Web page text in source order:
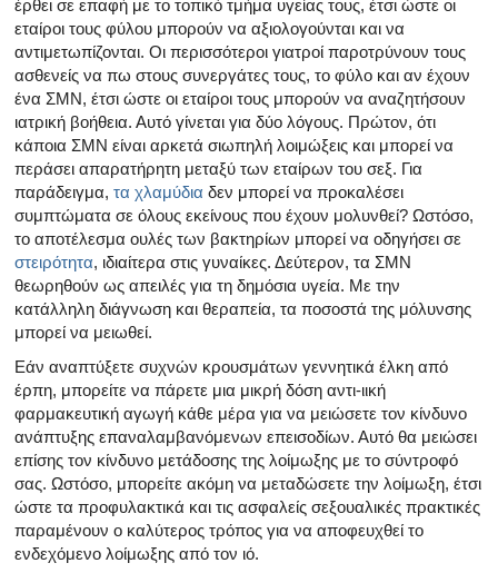
έρθει σε επαφή με το τοπικό τμήμα υγείας τους, έτσι ώστε οι
εταίροι τους φύλου μπορούν να αξιολογούνται και να
αντιμετωπίζονται. Οι περισσότεροι γιατροί παροτρύνουν τους
ασθενείς να πω στους συνεργάτες τους, το φύλο και αν έχουν
ένα ΣΜΝ, έτσι ώστε οι εταίροι τους μπορούν να αναζητήσουν
ιατρική βοήθεια. Αυτό γίνεται για δύο λόγους. Πρώτον, ότι
κάποια ΣΜΝ είναι αρκετά σιωπηλή λοιμώξεις και μπορεί να
περάσει απαρατήρητη μεταξύ των εταίρων του σεξ. Για
παράδειγμα, τα χλαμύδια δεν μπορεί να προκαλέσει
συμπτώματα σε όλους εκείνους που έχουν μολυνθεί? Ωστόσο,
το αποτέλεσμα ουλές των βακτηρίων μπορεί να οδηγήσει σε
στειρότητα, ιδιαίτερα στις γυναίκες. Δεύτερον, τα ΣΜΝ
θεωρηθούν ως απειλές για τη δημόσια υγεία. Με την
κατάλληλη διάγνωση και θεραπεία, τα ποσοστά της μόλυνσης
μπορεί να μειωθεί.
Εάν αναπτύξετε συχνών κρουσμάτων γεννητικά έλκη από
έρπη, μπορείτε να πάρετε μια μικρή δόση αντι-ιική
φαρμακευτική αγωγή κάθε μέρα για να μειώσετε τον κίνδυνο
ανάπτυξης επαναλαμβανόμενων επεισοδίων. Αυτό θα μειώσει
επίσης τον κίνδυνο μετάδοσης της λοίμωξης με το σύντροφό
σας. Ωστόσο, μπορείτε ακόμη να μεταδώσετε την λοίμωξη, έτσι
ώστε τα προφυλακτικά και τις ασφαλείς σεξουαλικές πρακτικές
παραμένουν ο καλύτερος τρόπος για να αποφευχθεί το
ενδεχόμενο λοίμωξης από τον ιό.